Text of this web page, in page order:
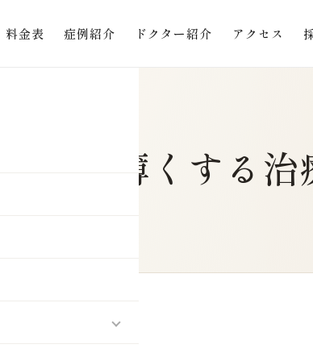
料金表 症例紹介 ドクター紹介 アクセス
着を薄くする
英徳です。